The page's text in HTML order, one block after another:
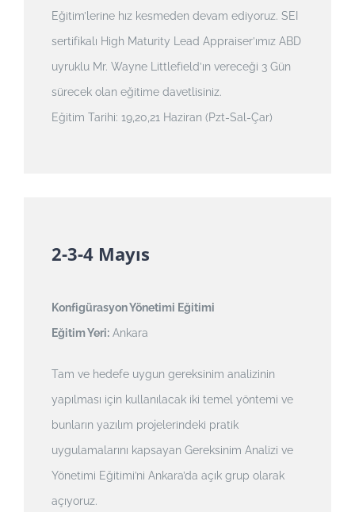
Eğitim’lerine hız kesmeden devam ediyoruz. SEI
sertifikalı High Maturity Lead Appraiser’ımız ABD
uyruklu Mr. Wayne Littlefield’ın vereceği 3 Gün
sürecek olan eğitime davetlisiniz.
Eğitim Tarihi: 19,20,21 Haziran (Pzt-Sal-Çar)
2-3-4 Mayıs
Konfigürasyon Yönetimi Eğitimi
Eğitim Yeri: Ankara
Tam ve hedefe uygun gereksinim analizinin
yapılması için kullanılacak iki temel yöntemi ve
bunların yazılım projelerindeki pratik
uygulamalarını kapsayan Gereksinim Analizi ve
Yönetimi Eğitimi’ni Ankara’da açık grup olarak
açıyoruz.